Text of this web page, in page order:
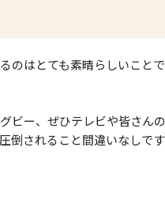
のはとても素晴らしいこと
ビー、ぜひテレビや皆さん
倒されること間違いなしです